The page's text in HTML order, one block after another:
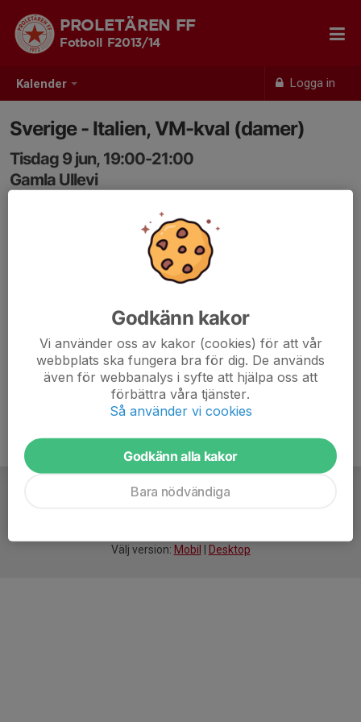
Kalender Logga in
PROLETÄREN FF
Fotboll F2013/14
Sverige - Italien, VM-kval (damer)
Tisdag 9 jun, 19:00-21:00
Gamla Ullevi
Välj version: Mobil Desktop
Godkänn kakor
Vi använder oss av kakor (cookies) för att vår
webbplats ska fungera bra för dig. De används
även för webbanalys i syfte att hjälpa oss att
förbättra våra tjänster.
Så använder vi cookies
Godkänn alla kakor
Bara nödvändiga